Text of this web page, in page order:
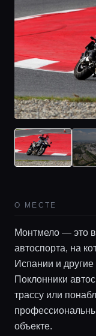
Гиды
О МЕСТЕ
Монтмело — это
автоспорта, на
Испании и
Поклонники
трассу или
объекте.